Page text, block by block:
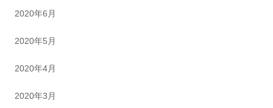
2020年6月
2020年5月
2020年4月
2020年3月